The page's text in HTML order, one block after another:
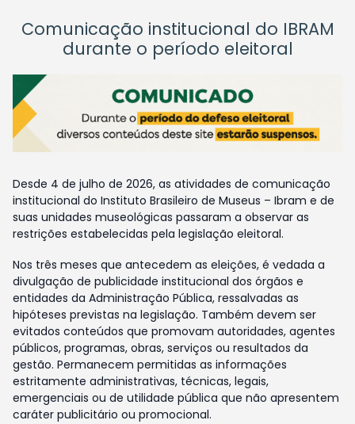
Comunicação institucional do IBRAM
durante o período eleitoral
Desde 4 de julho de 2026, as atividades de comunicação
institucional do Instituto Brasileiro de Museus – Ibram e de
suas unidades museológicas passaram a observar as
restrições estabelecidas pela legislação eleitoral.
Nos três meses que antecedem as eleições, é vedada a
divulgação de publicidade institucional dos órgãos e
entidades da Administração Pública, ressalvadas as
hipóteses previstas na legislação. Também devem ser
evitados conteúdos que promovam autoridades, agentes
públicos, programas, obras, serviços ou resultados da
gestão. Permanecem permitidas as informações
estritamente administrativas, técnicas, legais,
emergenciais ou de utilidade pública que não apresentem
caráter publicitário ou promocional.